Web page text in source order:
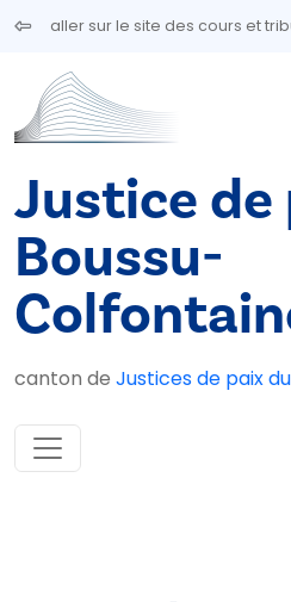
Aller au contenu principal
aller sur le site des cours et
Justice de
Boussu-
canton de Justices de paix